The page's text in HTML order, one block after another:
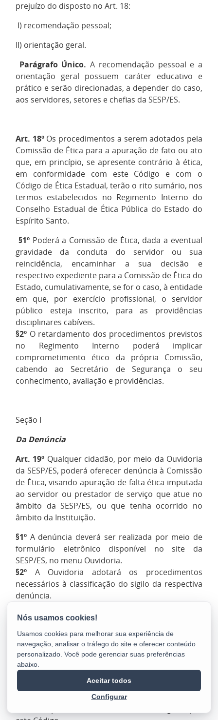
prejuízo do disposto no Art. 18:
I) recomendação pessoal;
II) orientação geral.
Parágrafo Único. A recomendação pessoal e a
orientação geral possuem caráter educativo e
prático e serão direcionadas, a depender do caso,
aos servidores, setores e chefias da SESP/ES.
Art. 18ºOs procedimentos a serem adotados pela
Comissão de Ética para a apuração de fato ou ato
que, em princípio, se apresente contrário à ética,
em conformidade com este Código e com o
Código de Ética Estadual, terão o rito sumário, nos
termos estabelecidos no Regimento Interno do
Conselho Estadual de Ética Pública do Estado do
Espírito Santo.
§1ºPoderá a Comissão de Ética, dada a eventual
gravidade da conduta do servidor ou sua
reincidência, encaminhar a sua decisão e
respectivo expediente para a Comissão de Ética do
Estado, cumulativamente, se for o caso, à entidade
em que, por exercício profissional, o servidor
público esteja inscrito, para as providências
disciplinares cabíveis.
§2º O retardamento dos procedimentos previstos
no Regimento Interno poderá implicar
comprometimento ético da própria Comissão,
cabendo ao Secretário de Segurança o seu
conhecimento, avaliação e providências.
Seção I
Da Denúncia
Art. 19º Qualquer cidadão, por meio da Ouvidoria
da SESP/ES, poderá oferecer denúncia à Comissão
de Ética, visando apuração de falta ética imputada
ao servidor ou prestador de serviço que atue no
âmbito da SESP/ES, ou que tenha ocorrido no
âmbito da Instituição.
§1º A denúncia deverá ser realizada por meio de
formulário eletrônico disponível no site da
SESP/ES, no menu Ouvidoria.
§2º A Ouvidoria adotará os procedimentos
necessários à classificação do sigilo da respectiva
denúncia.
Art. 20ºA denúncia deverá conter:
descrição da conduta;
indicação da autoria;
apresentação dos elementos de prova.
É vedada a apresentação de denúncia
Usamos cookies para melhorar sua experiência de
navegação, analisar o tráfego do site e oferecer conteúdo
personalizado. Você pode gerenciar suas preferências
abaixo.
Configurar
Aceitar todos